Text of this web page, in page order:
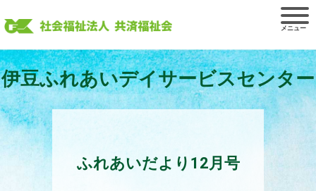
to
content
伊豆ふれあいデイサービスセンター
ふれあいだより12月号